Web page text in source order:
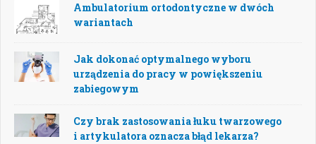
Ambulatorium ortodontyczne w dwóch
wariantach
Jak dokonać optymalnego wyboru
urządzenia do pracy w powiększeniu
zabiegowym
Czy brak zastosowania łuku twarzowego
i artykulatora oznacza błąd lekarza?